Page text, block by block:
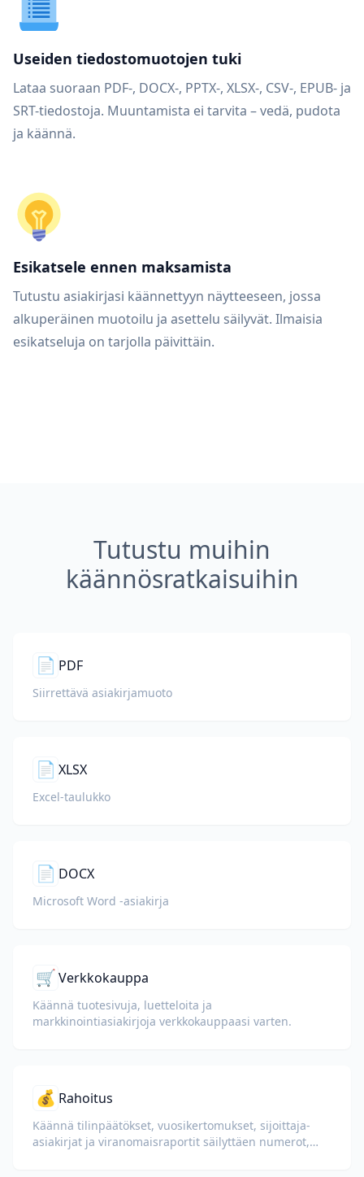
Useiden tiedostomuotojen tuki
Lataa suoraan PDF-, DOCX-, PPTX-, XLSX-, CSV-, EPUB- ja
SRT-tiedostoja. Muuntamista ei tarvita – vedä, pudota
ja käännä.
Esikatsele ennen maksamista
Tutustu asiakirjasi käännettyyn näytteeseen, jossa
alkuperäinen muotoilu ja asettelu säilyvät. Ilmaisia
esikatseluja on tarjolla päivittäin.
Tutustu muihin
käännösratkaisuihin
📄 PDF
Siirrettävä asiakirjamuoto
📄 XLSX
Excel-taulukko
📄 DOCX
Microsoft Word -asiakirja
🛒Verkkokauppa
Käännä tuotesivuja, luetteloita ja
markkinointiasiakirjoja verkkokauppaasi varten.
💰 Rahoitus
Käännä tilinpäätökset, vuosikertomukset, sijoittaja-
asiakirjat ja viranomaisraportit säilyttäen numerot,